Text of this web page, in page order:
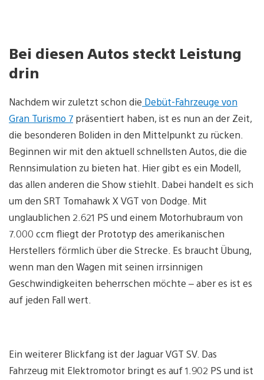
Bei diesen Autos steckt Leistung
drin
Nachdem wir zuletzt schon die Debüt-Fahrzeuge von
Gran Turismo 7 präsentiert haben, ist es nun an der Zeit,
die besonderen Boliden in den Mittelpunkt zu rücken.
Beginnen wir mit den aktuell schnellsten Autos, die die
Rennsimulation zu bieten hat. Hier gibt es ein Modell,
das allen anderen die Show stiehlt. Dabei handelt es sich
um den SRT Tomahawk X VGT von Dodge. Mit
unglaublichen 2.621 PS und einem Motorhubraum von
7.000 ccm fliegt der Prototyp des amerikanischen
Herstellers förmlich über die Strecke. Es braucht Übung,
wenn man den Wagen mit seinen irrsinnigen
Geschwindigkeiten beherrschen möchte – aber es ist es
auf jeden Fall wert.
Ein weiterer Blickfang ist der Jaguar VGT SV. Das
Fahrzeug mit Elektromotor bringt es auf 1.902 PS und ist